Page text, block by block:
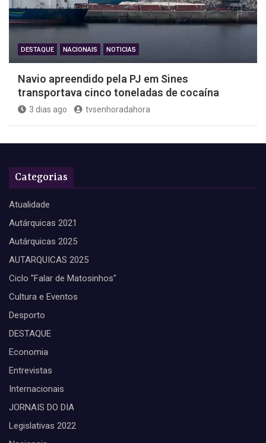
DESTAQUE NACIONAIS NOTICIAS
Navio apreendido pela PJ em Sines
transportava cinco toneladas de cocaína
3 dias ago tvsenhoradahora
Categorias
Atualidade
Autárquicas 2021
Autárquicas 2025
AUTARQUICAS 2025
Ciclo "Falar de Matosinhos"
Cultura e Eventos
Desporto
DESTAQUE
Economia
Entrevistas
Internacionais
JORNAIS DO DIA
Legislativas 2022